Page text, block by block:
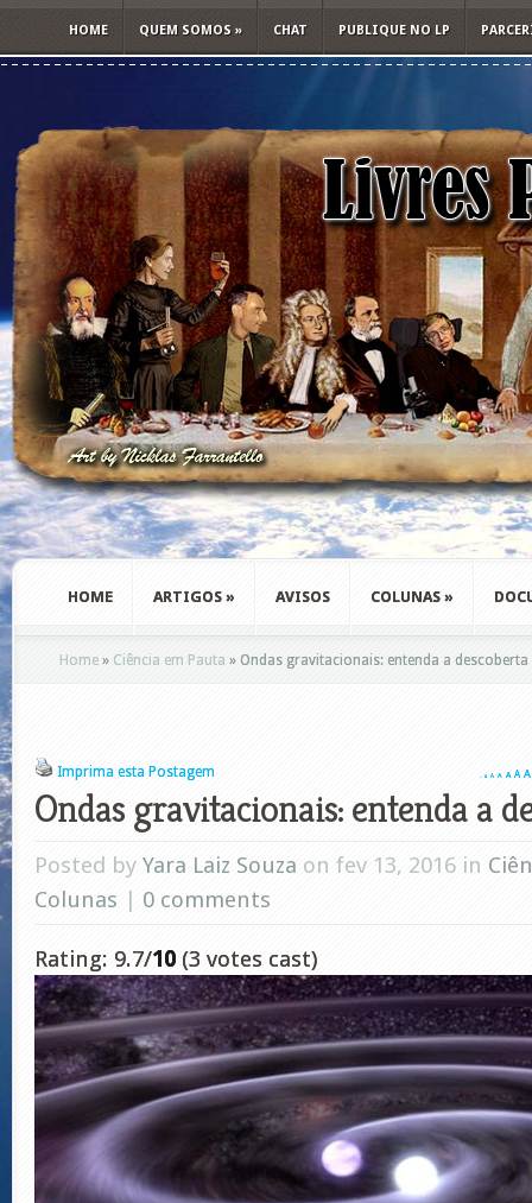
HOME QUEM SOMOS » CHAT PUBLIQUE NO LP
HOME ARTIGOS » AVISOS COLUNAS »
Home » Ciência em Pauta » Ondas gravitacionais: entenda a descoberta
Imprima esta Postagem A A A A A A A
Ondas gravitacionais: entenda a
Posted by Yara Laiz Souza on fev 13, 2016 in
Colunas | 0 comments
Rating: 9.7/10 (3 votes cast)